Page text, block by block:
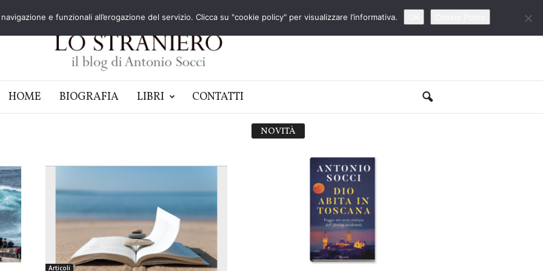
HOME BIOGRAFIA LIBRI CONTATTI
Articoli
NOVITÀ
e funzionali all’erogazione del servizio. Clicca su "cookie policy" per visualizzare l’informativa.